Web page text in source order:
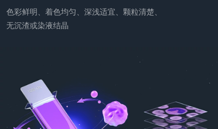
色彩鲜明、着色均匀、深浅适宜、颗粒清楚、
无沉渣或染液结晶